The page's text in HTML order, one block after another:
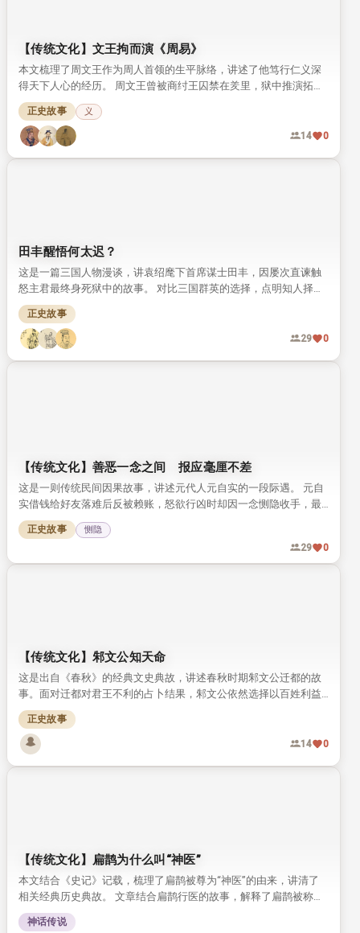
【传统文化】文王拘而演《周易》
本文梳理了周文王作为周人首领的生平脉络，讲述了他笃行仁义深
得天下人心的经历。 周文王曾被商纣王囚禁在羑里，狱中推演拓展
《周易》，将八卦发展为六十四卦，留下了“文王拘而演《周易》”
的千古文化典故。
正史故事 义
14 0
田丰醒悟何太迟？
这是一篇三国人物漫谈，讲袁绍麾下首席谋士田丰，因屡次直谏触
怒主君最终身死狱中的故事。 对比三国群英的选择，点明知人择
主、明哲远祸的人生道理，读来引人深思。
正史故事
29 0
【传统文化】善恶一念之间 报应毫厘不差
这是一则传统民间因果故事，讲述元代人元自实的一段际遇。 元自
实借钱给好友落难后反被赖账，怒欲行凶时却因一念恻隐收手，最
终善恶各得报应。 故事点明核心：善恶只在一念之间，因果报应，
从来毫厘不差。
正史故事 恻隐
29 0
【传统文化】邾文公知天命
这是出自《春秋》的经典文史典故，讲述春秋时期邾文公迁都的故
事。面对迁都对君王不利的占卜结果，邾文公依然选择以百姓利益
为先。他的做法被古人评价为“知天命”，成为流传千年的君道佳
话。
正史故事
14 0
【传统文化】扁鹊为什么叫“神医”
本文结合《史记》记载，梳理了扁鹊被尊为“神医”的由来，讲清了
相关经典历史典故。 文章结合扁鹊行医的故事，解释了扁鹊被称为
神医的原因，也探讨了后世难出这类神医的根源。
神话传说